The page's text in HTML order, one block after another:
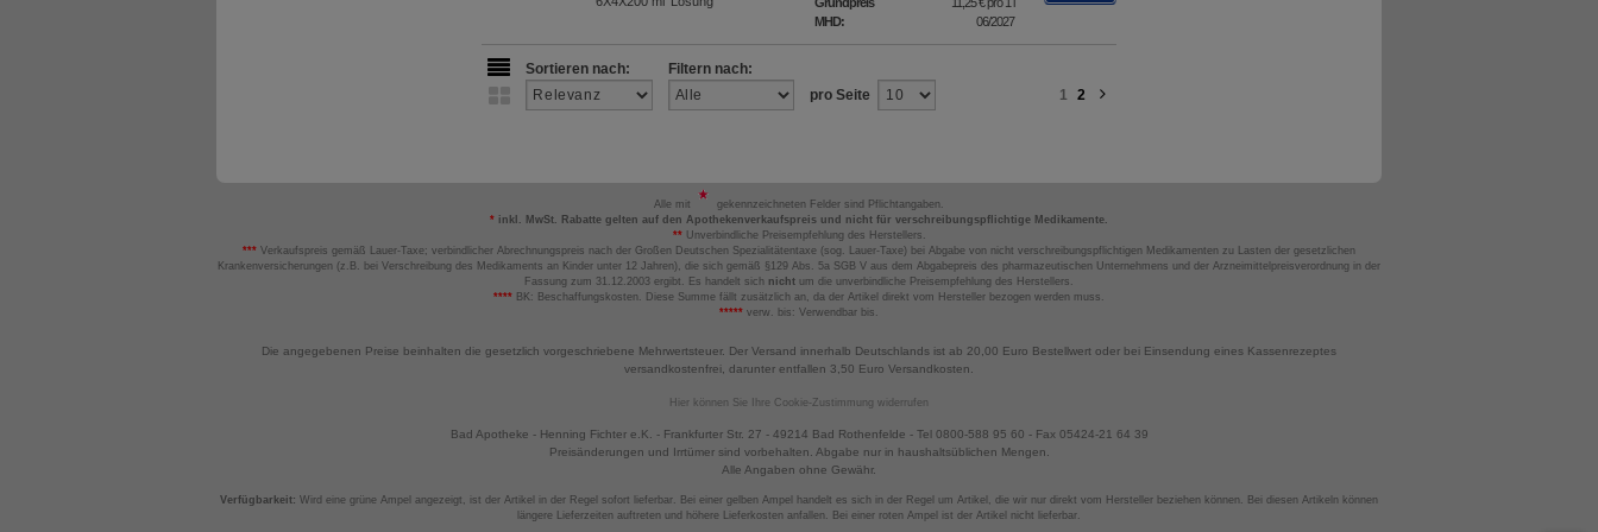
MHD:
06/2027
Sortieren nach:
Filtern nach:
pro Seite
1 2
Alle mit
gekennzeichneten Felder sind Pflichtangaben.
* inkl. MwSt. Rabatte gelten auf den Apothekenverkaufspreis und nicht für verschreibungspflichtige Medikamente.
**Unverbindliche Preisempfehlung des Herstellers.
*** Verkaufspreis gemäß Lauer-Taxe; verbindlicher Abrechnungspreis nach der Großen Deutschen Spezialitätentaxe (sog. Lauer-Taxe) bei Abgabe von nicht verschreibungspflichtigen Medikamenten zu Lasten der gesetzlichen
Krankenversicherungen (z.B. bei Verschreibung des Medikaments an Kinder unter 12 Jahren), die sich gemäß §129 Abs. 5a SGB V aus dem Abgabepreis des pharmazeutischen Unternehmens und der Arzneimittelpreisverordnung in der
Fassung zum 31.12.2003 ergibt. Es handelt sich nicht um die unverbindliche Preisempfehlung des Herstellers.
**** BK: Beschaffungskosten. Diese Summe fällt zusätzlich an, da der Artikel direkt vom Hersteller bezogen werden muss.
***** verw. bis: Verwendbar bis.
Die angegebenen Preise beinhalten die gesetzlich vorgeschriebene Mehrwertsteuer. Der Versand innerhalb Deutschlands ist ab 20,00 Euro Bestellwert oder bei Einsendung eines Kassenrezeptes
versandkostenfrei, darunter entfallen 3,50 Euro Versandkosten.
Hier können Sie Ihre Cookie-Zustimmung widerrufen
Bad Apotheke - Henning Fichter e.K. - Frankfurter Str. 27 - 49214 Bad Rothenfelde - Tel 0800-588 95 60 - Fax 05424-21 64 39
Preisänderungen und Irrtümer sind vorbehalten. Abgabe nur in haushaltsüblichen Mengen.
Alle Angaben ohne Gewähr.
Verfügbarkeit: Wird eine grüne Ampel angezeigt, ist der Artikel in der Regel sofort lieferbar. Bei einer gelben Ampel handelt es sich in der Regel um Artikel, die wir nur direkt vom Hersteller beziehen können. Bei diesen Artikeln können
längere Lieferzeiten auftreten und höhere Lieferkosten anfallen. Bei einer roten Ampel ist der Artikel nicht lieferbar.